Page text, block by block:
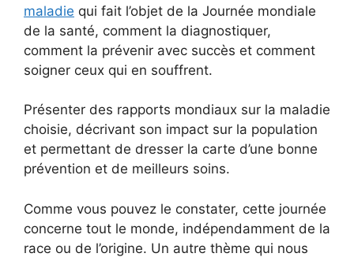
maladie qui fait l’objet de la Journée mondiale
de la santé, comment la diagnostiquer,
comment la prévenir avec succès et comment
soigner ceux qui en souffrent.
Présenter des rapports mondiaux sur la maladie
choisie, décrivant son impact sur la population
et permettant de dresser la carte d’une bonne
prévention et de meilleurs soins.
Comme vous pouvez le constater, cette journée
concerne tout le monde, indépendamment de la
race ou de l’origine. Un autre thème qui nous